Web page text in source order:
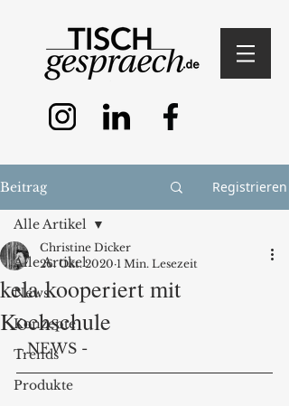
Beitrag Registrieren
Alle Artikel
News
Konzepte
Trends
Produkte
Alle Artikel
kela kooperiert mit
Kochschule
Christine Dicker
26. Okt. 2020 1 Min. Lesezeit
- NEWS -